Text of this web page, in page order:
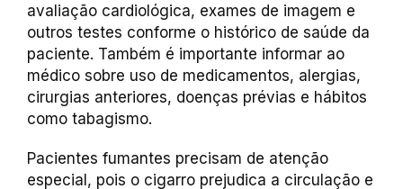
avaliação cardiológica, exames de imagem e
outros testes conforme o histórico de saúde da
paciente. Também é importante informar ao
médico sobre uso de medicamentos, alergias,
cirurgias anteriores, doenças prévias e hábitos
como tabagismo.
Pacientes fumantes precisam de atenção
especial, pois o cigarro prejudica a circulação e